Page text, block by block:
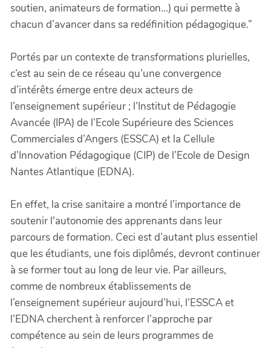
soutien, animateurs de formation...) qui permette à
chacun d’avancer dans sa redéfinition pédagogique.”
Portés par un contexte de transformations plurielles,
c’est au sein de ce réseau qu’une convergence
d’intérêts émerge entre deux acteurs de
l’enseignement supérieur ; l’Institut de Pédagogie
Avancée (IPA) de l’Ecole Supérieure des Sciences
Commerciales d’Angers (ESSCA) et la Cellule
d’Innovation Pédagogique (CIP) de l’Ecole de Design
Nantes Atlantique (EDNA).
En effet, la crise sanitaire a montré l’importance de
soutenir l'autonomie des apprenants dans leur
parcours de formation. Ceci est d’autant plus essentiel
que les étudiants, une fois diplômés, devront continuer
à se former tout au long de leur vie. Par ailleurs,
comme de nombreux établissements de
l’enseignement supérieur aujourd’hui, l’ESSCA et
l’EDNA cherchent à renforcer l’approche par
compétence au sein de leurs programmes de